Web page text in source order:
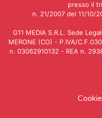
presso il
n. 21/2007 del 11/10/
G11 MEDIA S.R.L. Sede
MERONE (CO) - P.IVA/
n. 03062910132 - REA n.
Cookie